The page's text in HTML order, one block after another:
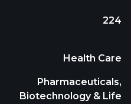
224
Health Care
Pharmaceuticals,
Biotechnology & Life